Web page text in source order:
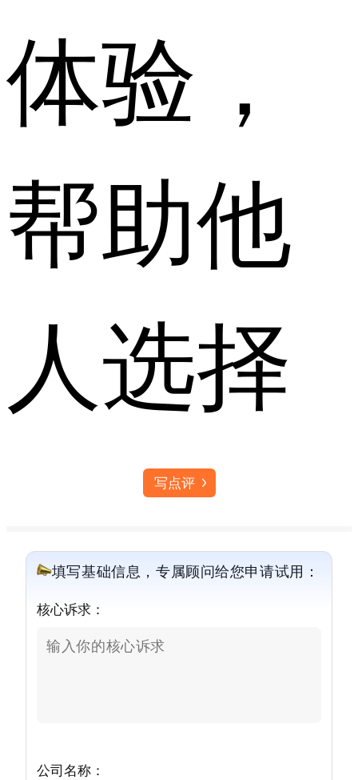
体验，
帮助他
人选择
写点评
填写基础信息，专属顾问给您申请试用：
核心诉求：
公司名称：